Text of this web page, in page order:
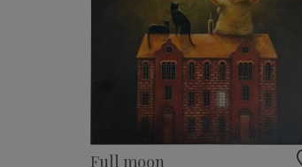
Full moon